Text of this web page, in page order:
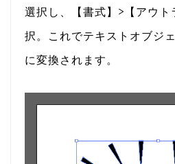
選択し、【書式】>【アウ
択。これでテキストオブジ
に変換されます。